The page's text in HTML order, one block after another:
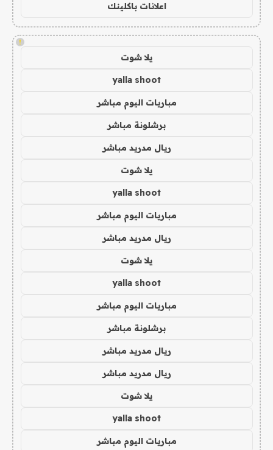
اعلانات باكلينك
!
يلا شوت
yalla shoot
مباريات اليوم مباشر
برشلونة مباشر
ريال مدريد مباشر
يلا شوت
yalla shoot
مباريات اليوم مباشر
ريال مدريد مباشر
يلا شوت
yalla shoot
مباريات اليوم مباشر
برشلونة مباشر
ريال مدريد مباشر
ريال مدريد مباشر
يلا شوت
yalla shoot
مباريات اليوم مباشر